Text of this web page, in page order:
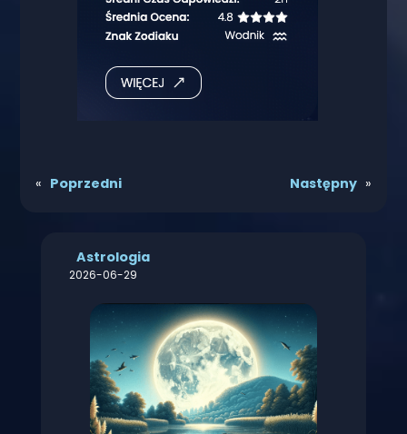
« Poprzedni Następny »
Astrologia
2026-06-29